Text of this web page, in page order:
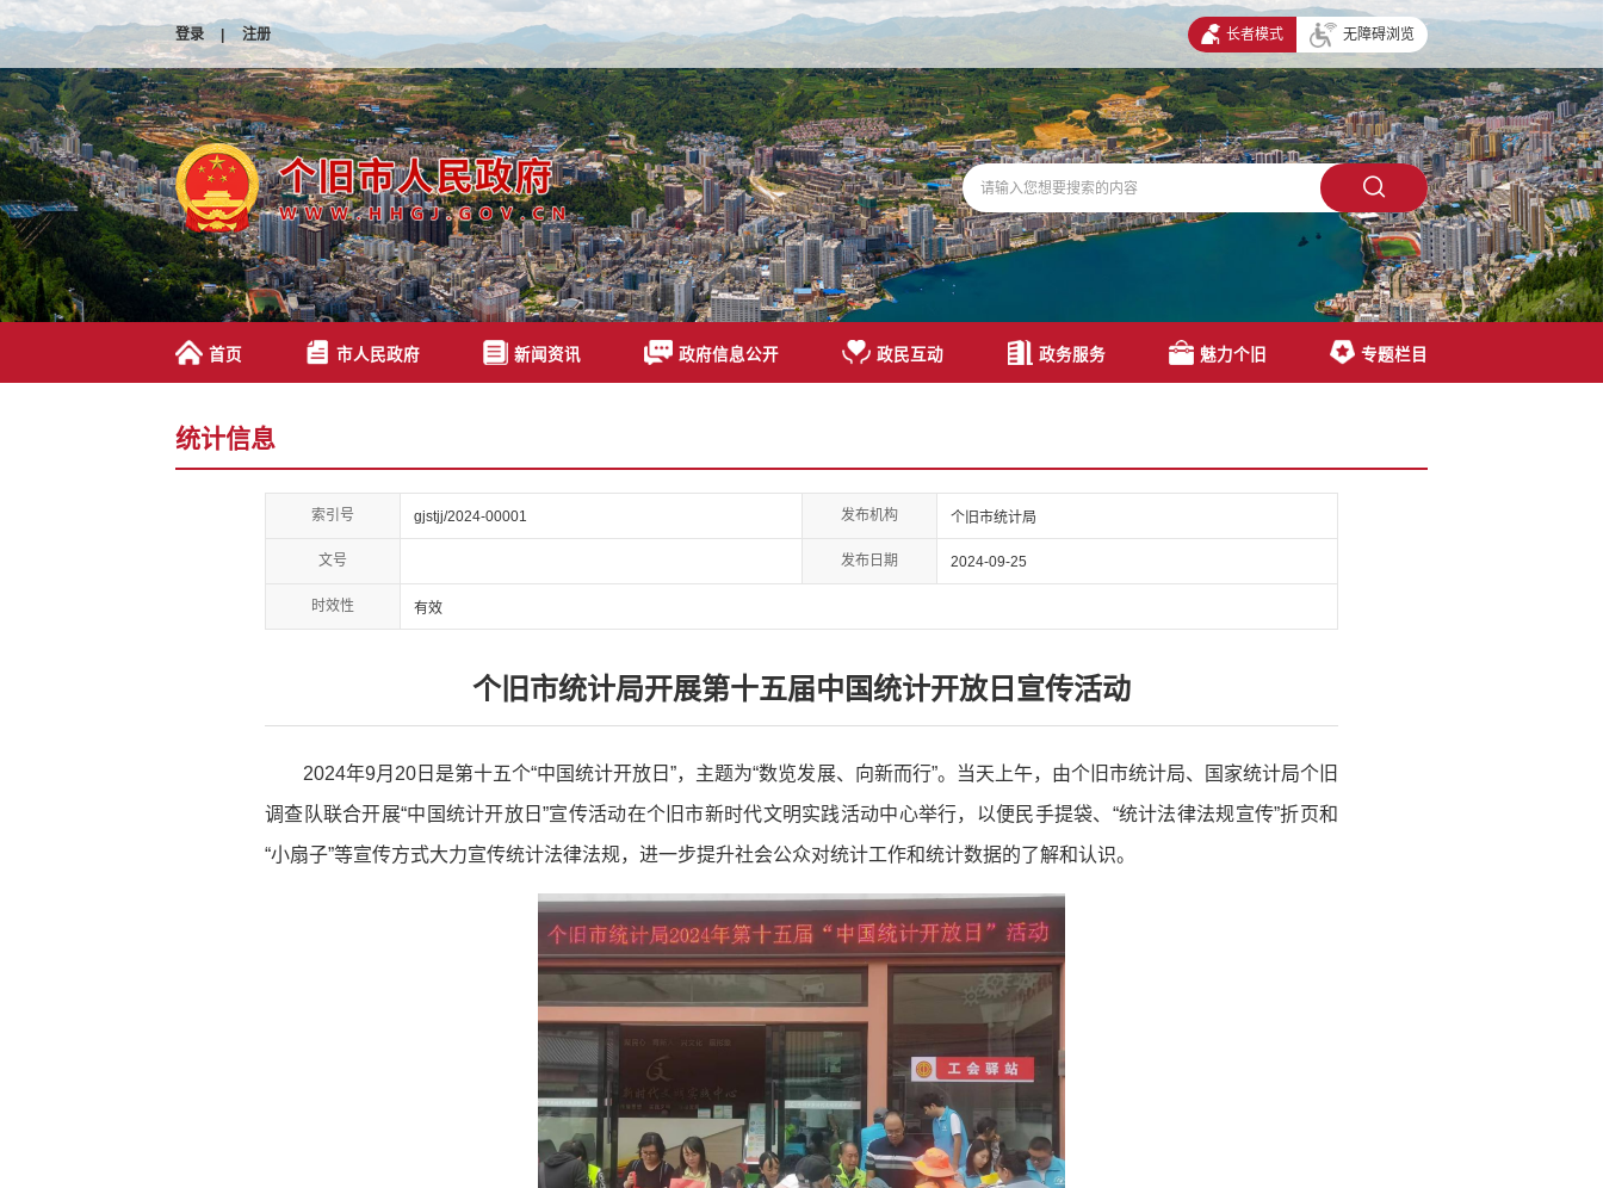
登录 | 注册 长者模式 无障碍浏览
首页 市人民政府 新闻资讯 政府信息公开 政民互动 政务服务 魅力个旧 专题栏目
统计信息
索引号 gjstjj/2024-00001 发布机构 个旧市统计局
文号 发布日期 2024-09-25
时效性 有效
个旧市统计局开展第十五届中国统计开放日宣传活动
2024年9月20日是第十五个“中国统计开放日”，主题为“数览发展、向新而行”。当天上午，由个旧市统计局、国家统计局个旧
调查队联合开展“中国统计开放日”宣传活动在个旧市新时代文明实践活动中心举行，以便民手提袋、“统计法律法规宣传”折页和
“小扇子”等宣传方式大力宣传统计法律法规，进一步提升社会公众对统计工作和统计数据的了解和认识。